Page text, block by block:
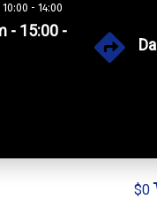
- 14:00
- 15:00 -
$0